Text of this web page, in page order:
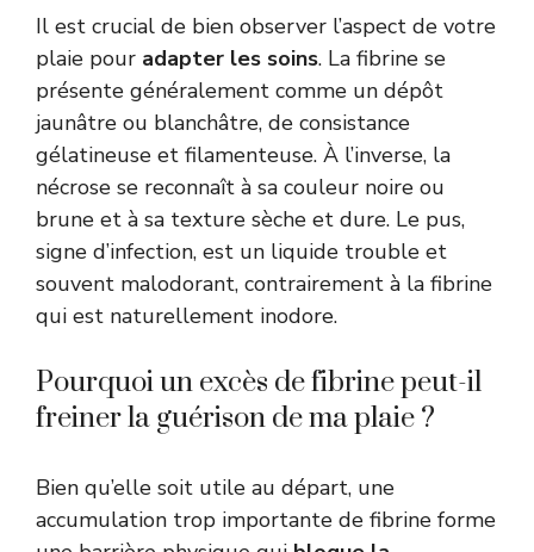
Il est crucial de bien observer l’aspect de votre
plaie pour adapter les soins. La fibrine se
présente généralement comme un dépôt
jaunâtre ou blanchâtre, de consistance
gélatineuse et filamenteuse. À l’inverse, la
nécrose se reconnaît à sa couleur noire ou
brune et à sa texture sèche et dure. Le pus,
signe d’infection, est un liquide trouble et
souvent malodorant, contrairement à la fibrine
qui est naturellement inodore.
Pourquoi un excès de fibrine peut-il
freiner la guérison de ma plaie ?
Bien qu’elle soit utile au départ, une
accumulation trop importante de fibrine forme